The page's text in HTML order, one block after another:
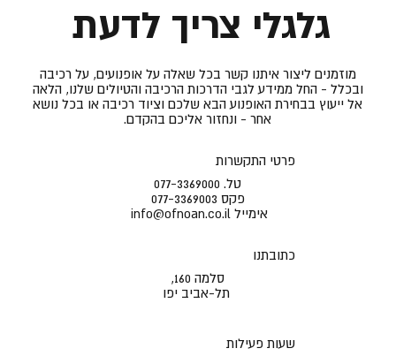
גלגלי צריך לדעת
מוזמנים ליצור איתנו קשר בכל שאלה על אופנועים, על רכיבה
ובכלל - החל ממידע לגבי הדרכות הרכיבה והטיולים שלנו, הלאה
אל ייעוץ בבחירת האופנוע הבא שלכם וציוד רכיבה או בכל נושא
אחר - ונחזור אליכם בהקדם.
פרטי התקשרות
טל. 077-3369000
פקס 077-3369003
אימייל info@ofnoan.co.il
כתובתנו
סלמה 160,
תל-אביב יפו
שעות פעילות